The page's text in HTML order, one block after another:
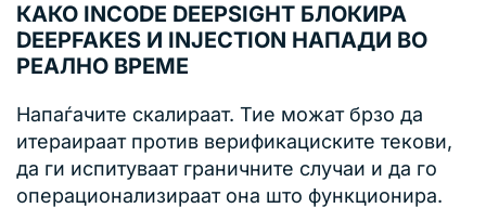
КАКО INCODE DEEPSIGHT БЛОКИРА
DEEPFAKES И INJECTION НАПАДИ ВО
РЕАЛНО ВРЕМЕ
Напаѓачите скалираат. Тие можат брзо да
итераираат против верификациските текови,
да ги испитуваат граничните случаи и да го
операционализираат она што функционира.